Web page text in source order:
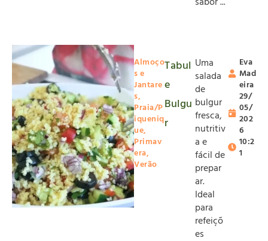
Almoço
s e
Jantare
s,
Praia/P
iqueniq
ue,
Primav
era,
Verão
Tabul
e
Bulgu
r
Uma
salada
de
bulgur
fresca,
nutritiv
a e
fácil de
prepar
ar.
Ideal
para
refeiçõ
es
Eva
Mad
eira
29/
05/
202
6
10:2
1